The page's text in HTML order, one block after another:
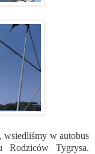
w autobus
Rodziców Tygrysa.